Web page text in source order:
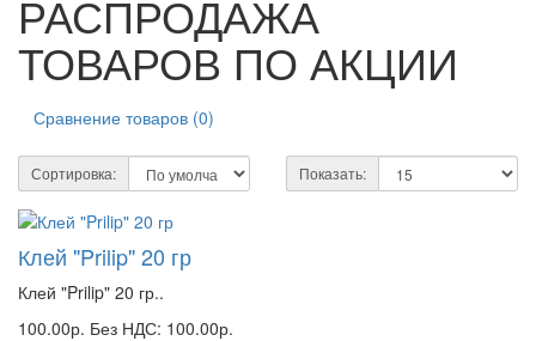
РАСПРОДАЖА
ТОВАРОВ ПО АКЦИИ
Сравнение товаров (0)
Сортировка: Показать:
Клей "Prilip" 20 гр
Клей "Prilip" 20 гр..
100.00р. Без НДС: 100.00р.